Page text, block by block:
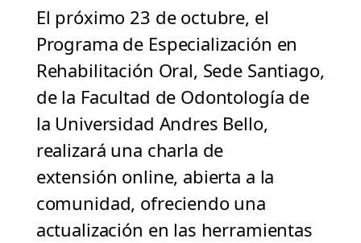
El próximo 23 de octubre, el
Programa de Especialización en
Rehabilitación Oral, Sede Santiago,
de la Facultad de Odontología de
la Universidad Andres Bello,
realizará una charla de
extensión online, abierta a la
comunidad, ofreciendo una
actualización en las herramientas